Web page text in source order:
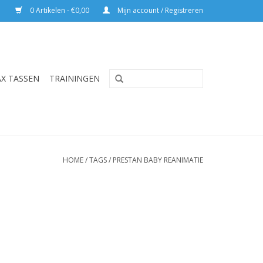
0 Artikelen - €0,00 Mijn account / Registreren
TASSEN TRAININGEN
HOME/TAGS/ PRESTAN BABY REANIMATIE